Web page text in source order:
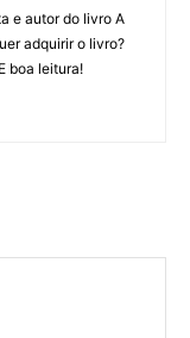
e autor do livro A
adquirir o livro?
boa leitura!